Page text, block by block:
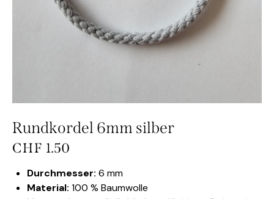
Rundkordel 6mm silber
CHF 1.50
Durchmesser: 6 mm
Material: 100 % Baumwolle